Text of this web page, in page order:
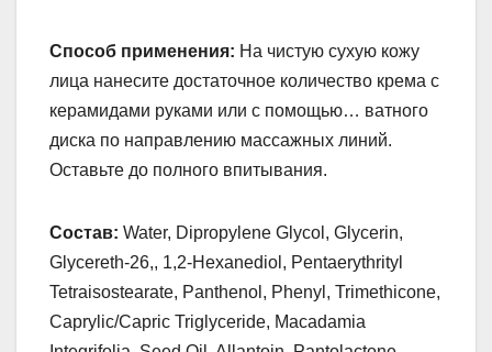
Способ применения: На чистую сухую кожу
лица нанесите достаточное количество крема с
керамидами руками или с помощью… ватного
диска по направлению массажных линий.
Оставьте до полного впитывания.
Состав: Water, Dipropylene Glycol, Glycerin,
Glycereth-26,, 1,2-Hexanediol, Pentaerythrityl
Tetraisostearate, Panthenol, Phenyl, Trimethicone,
Caprylic/Capric Triglyceride, Macadamia